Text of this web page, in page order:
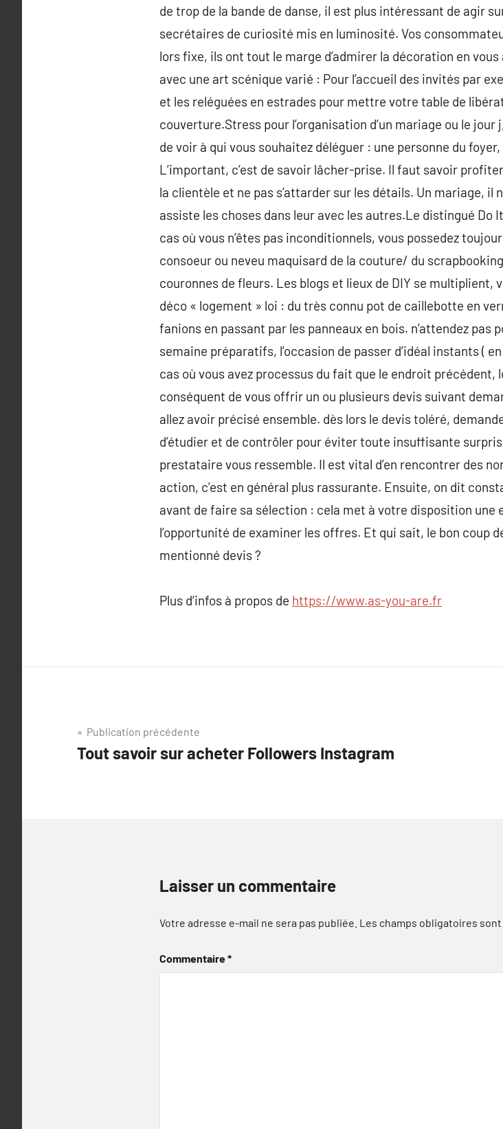
de trop de la bande de danse, il est plus intéressant de agir
secrétaires de curiosité mis en luminosité. Vos
lors fixe, ils ont tout le marge d’admirer la décoration en
avec une art scénique varié : Pour l’accueil des invités par
et les reléguées en estrades pour mettre votre table de
couverture.Stress pour l’organisation d’un mariage ou le jour
de voir à qui vous souhaitez déléguer : une personne du
L’important, c’est de savoir lâcher-prise. Il faut savoir
la clientèle et ne pas s’attarder sur les détails. Un mariage, il
assiste les choses dans leur avec les autres.Le distingué Do
cas où vous n’êtes pas inconditionnels, vous possedez
consoeur ou neveu maquisard de la couture/ du
couronnes de fleurs. Les blogs et lieux de DIY se multiplient,
déco « logement » loi : du très connu pot de caillebotte en
fanions en passant par les panneaux en bois. n’attendez
semaine préparatifs, l’occasion de passer d’idéal instants (
cas où vous avez processus du fait que le endroit
conséquent de vous offrir un ou plusieurs devis suivant
allez avoir précisé ensemble. dès lors le devis toléré,
d’étudier et de contrôler pour éviter toute insuffisante
prestataire vous ressemble. Il est vital d’en rencontrer des
action, c’est en général plus rassurante. Ensuite, on dit
avant de faire sa sélection : cela met à votre disposition
l’opportunité de examiner les offres. Et qui sait, le bon coup
mentionné devis ?
Plus d’infos à propos de https://www.as-you-are.fr
Navigation
de
Publication précédente
Tout savoir sur acheter Followers Instagram
Laisser un commentaire
Votre adresse e-mail ne sera pas publiée. Les champs obligatoires
Commentaire*